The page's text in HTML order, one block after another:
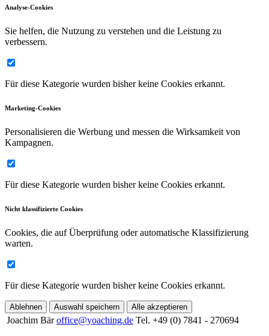
Analyse-Cookies
Sie helfen, die Nutzung zu verstehen und die Leistung zu
verbessern.
Für diese Kategorie wurden bisher keine Cookies erkannt.
Marketing-Cookies
Personalisieren die Werbung und messen die Wirksamkeit von
Kampagnen.
Für diese Kategorie wurden bisher keine Cookies erkannt.
Nicht klassifizierte Cookies
Cookies, die auf Überprüfung oder automatische Klassifizierung
warten.
Für diese Kategorie wurden bisher keine Cookies erkannt.
Ablehnen Auswahl speichern Alle akzeptieren
Joachim Bär office@yoaching.de Tel. +49 (0) 7841 - 270694